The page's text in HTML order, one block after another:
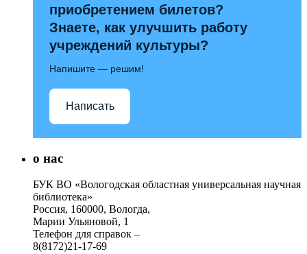
приобретением билетов?
Знаете, как улучшить работу
учреждений культуры?
Напишите — решим!
Написать
о нас
БУК ВО «Вологодская областная универсальная научная
библиотека»
Россия, 160000, Вологда,
Марии Ульяновой, 1
Телефон для справок –
8(8172)21-17-69